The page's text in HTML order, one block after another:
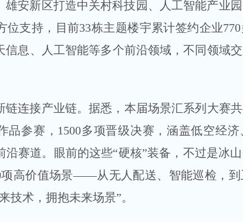
雄安新区打造中关村科技园、人工智能产业
位支持，目前33栋主题楼宇累计签约企业
信息、人工智能等多个前沿领域，不同领域
链连接产业链。据悉，本届场景汇系列大赛
品参赛，1500多项晋级决赛，涵盖低空经
沿赛道。眼前的这些“硬核”装备，不过是冰
项高价值场景——从无人配送、智能巡检，
技术，拥抱未来场景”。